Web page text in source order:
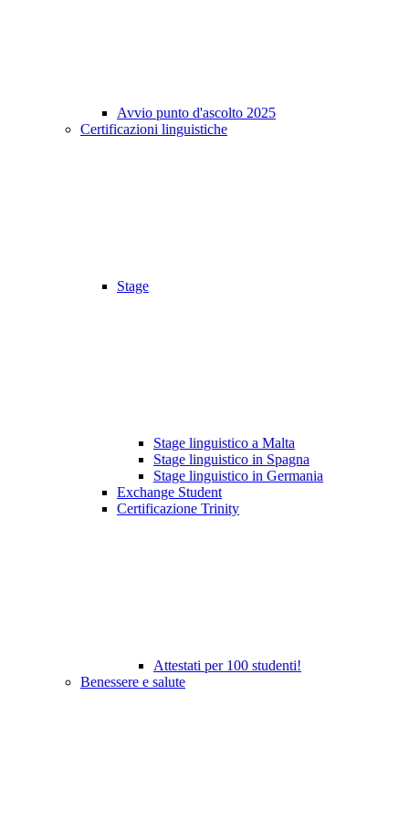
Avvio punto d'ascolto 2025
Certificazioni linguistiche
Stage
Stage linguistico a Malta
Stage linguistico in Spagna
Stage linguistico in Germania
Exchange Student
Certificazione Trinity
Attestati per 100 studenti!
Benessere e salute